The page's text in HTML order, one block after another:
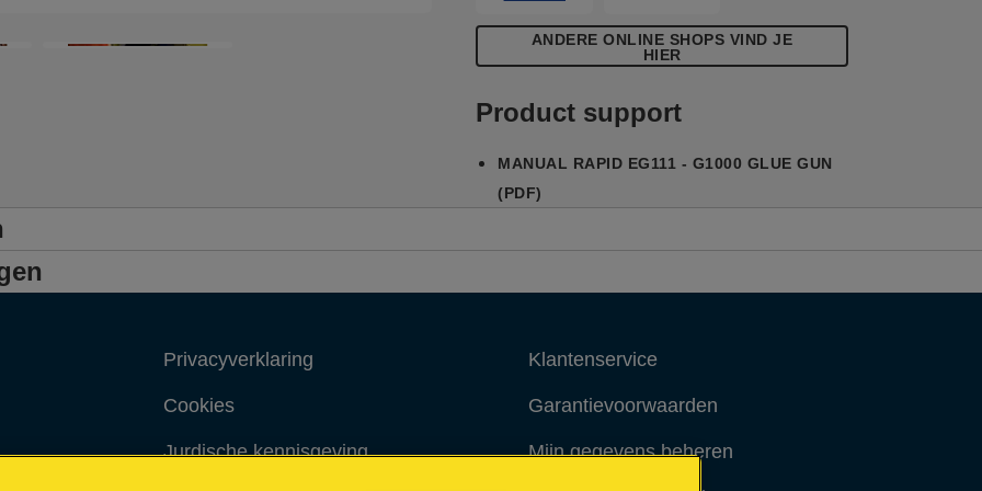
ANDERE ONLINE SHOPS VIND JE
HIER
Product support
MANUAL RAPID EG111 - G1000 GLUE GUN
(PDF)
Privacyverklaring
Cookies
Jurdische kennisgeving
Klantenservice
Garantievoorwaarden
Mijn gegevens beheren